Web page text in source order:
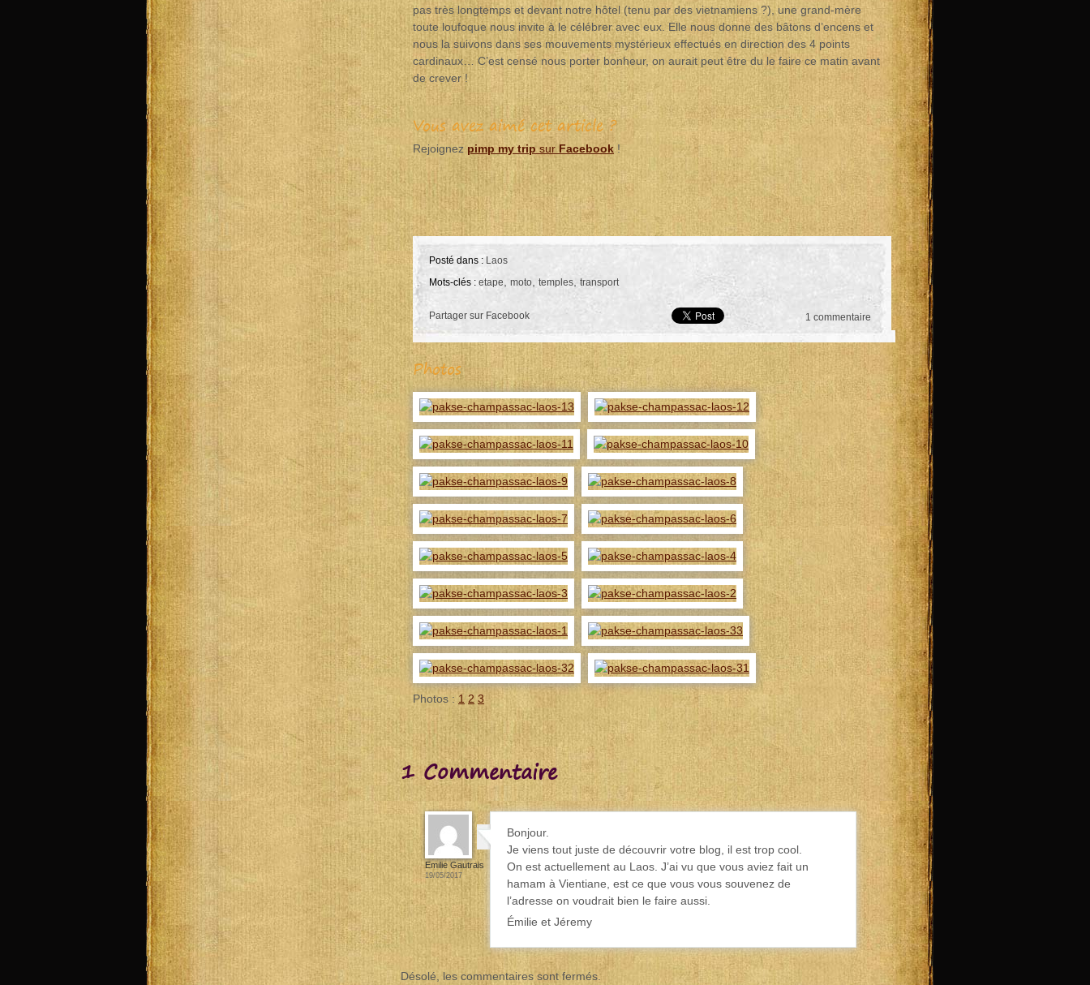
pas très longtemps et devant notre hôtel (tenu par des vietnamiens ?), une grand-mère
toute loufoque nous invite à le célébrer avec eux. Elle nous donne des bâtons d’encens et
nous la suivons dans ses mouvements mystérieux effectués en direction des 4 points
cardinaux… C’est censé nous porter bonheur, on aurait peut être du le faire ce matin avant
de crever !
Vous avez aimé cet article ?
Rejoignez pimp my trip sur Facebook !
Posté dans : Laos
Mots-clés : etape moto temples transport
Partager sur Facebook 1 commentaire
Photos
Photos : 1 2 3
1 Commentaire
Emilie Gautrais
19/05/2017
Bonjour.
Je viens tout juste de découvrir votre blog, il est trop cool.
On est actuellement au Laos. J’ai vu que vous aviez fait un
hamam à Vientiane, est ce que vous vous souvenez de
l’adresse on voudrait bien le faire aussi.
Émilie et Jéremy
Désolé, les commentaires sont fermés.